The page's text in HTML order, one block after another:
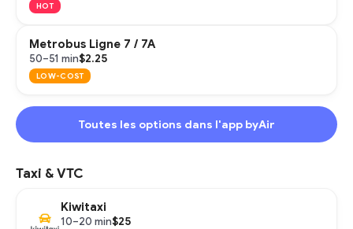
HOT
Metrobus Ligne 7 / 7A
50–51 min$2.25
LOW-COST
Toutes les options dans l'app byAir
Taxi & VTC
Kiwitaxi
10–20 min$25